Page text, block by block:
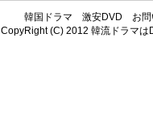
韓国ドラマ 激安DVD
お
CopyRight (C) 2012韓流ドラマは